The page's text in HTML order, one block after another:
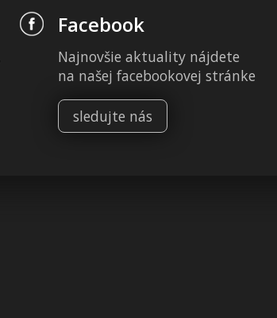
Facebook
Najnovšie aktuality nájdete
na našej facebookovej stránke
sledujte nás